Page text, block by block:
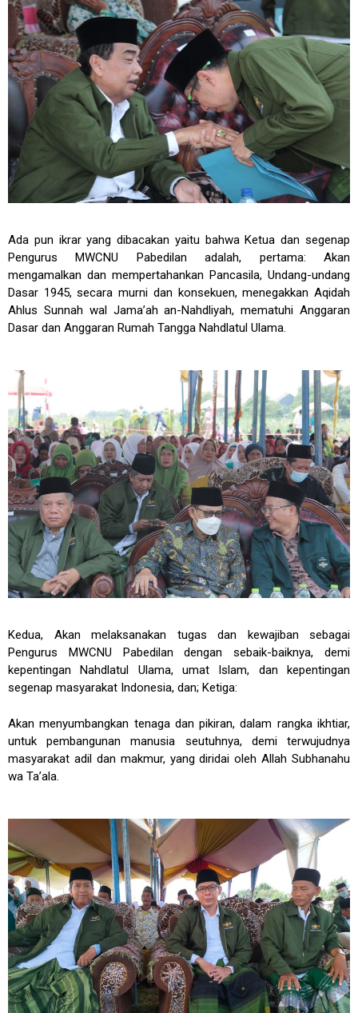
Ada pun ikrar yang dibacakan yaitu bahwa Ketua dan segenap
Pengurus MWCNU Pabedilan adalah, pertama: Akan
mengamalkan dan mempertahankan Pancasila, Undang-undang
Dasar 1945, secara murni dan konsekuen, menegakkan Aqidah
Ahlus Sunnah wal Jama’ah an-Nahdliyah, mematuhi Anggaran
Dasar dan Anggaran Rumah Tangga Nahdlatul Ulama.
Kedua, Akan melaksanakan tugas dan kewajiban sebagai
Pengurus MWCNU Pabedilan dengan sebaik-baiknya, demi
kepentingan Nahdlatul Ulama, umat Islam, dan kepentingan
segenap masyarakat Indonesia, dan; Ketiga:
Akan menyumbangkan tenaga dan pikiran, dalam rangka ikhtiar,
untuk pembangunan manusia seutuhnya, demi terwujudnya
masyarakat adil dan makmur, yang diridai oleh Allah Subhanahu
wa Ta’ala.